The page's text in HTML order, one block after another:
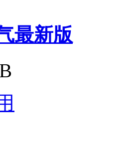
最新版